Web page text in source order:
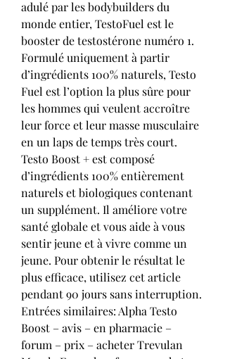
adulé par les bodybuilders du
monde entier, TestoFuel est le
booster de testostérone numéro 1.
Formulé uniquement à partir
d’ingrédients 100% naturels, Testo
Fuel est l’option la plus sûre pour
les hommes qui veulent accroître
leur force et leur masse musculaire
en un laps de temps très court.
Testo Boost + est composé
d’ingrédients 100% entièrement
naturels et biologiques contenant
un supplément. Il améliore votre
santé globale et vous aide à vous
sentir jeune et à vivre comme un
jeune. Pour obtenir le résultat le
plus efficace, utilisez cet article
pendant 90 jours sans interruption.
Entrées similaires: Alpha Testo
Boost – avis – en pharmacie –
forum – prix – acheter Trevulan